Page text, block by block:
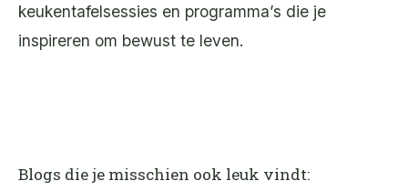
keukentafelsessies en programma’s die je
inspireren om bewust te leven.
Blogs die je misschien ook leuk vindt: